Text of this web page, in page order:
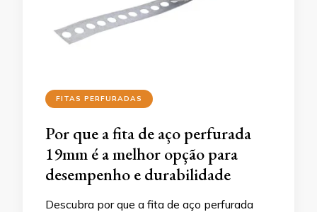
FITAS PERFURADAS
Por que a fita de aço perfurada
19mm é a melhor opção para
desempenho e durabilidade
Descubra por que a fita de aço perfurada